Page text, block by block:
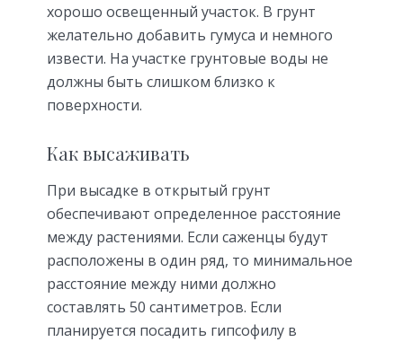
хорошо освещенный участок. В грунт
желательно добавить гумуса и немного
извести. На участке грунтовые воды не
должны быть слишком близко к
поверхности.
Как высаживать
При высадке в открытый грунт
обеспечивают определенное расстояние
между растениями. Если саженцы будут
расположены в один ряд, то минимальное
расстояние между ними должно
составлять 50 сантиметров. Если
планируется посадить гипсофилу в